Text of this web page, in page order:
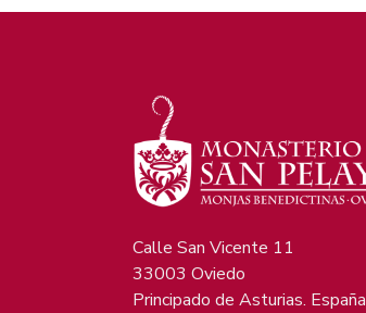
Calle San Vicente 11
33003 Oviedo
Principado de Asturias. España